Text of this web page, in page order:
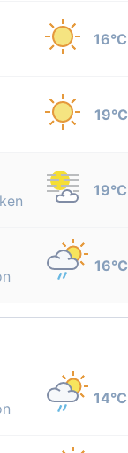
16°C
19°C
19°C
16°C
14°C